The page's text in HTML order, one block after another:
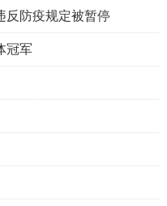
反防疫规定被暂停
冠军